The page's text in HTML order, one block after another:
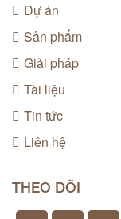
Dự án
Sản phẩm
Giải pháp
Tài liệu
Tin tức
Liên hệ
THEO DÕI